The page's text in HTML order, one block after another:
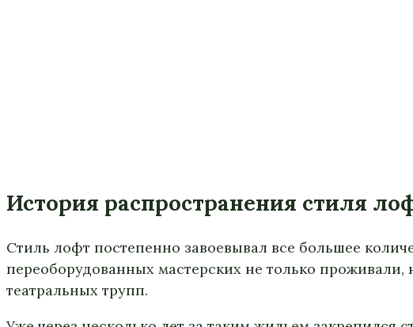
История распространения стиля
Стиль лофт постепенно завоевывал все большее
переоборудованных мастерских не только
театральных трупп.